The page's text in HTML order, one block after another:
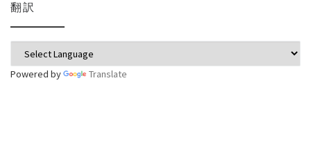
翻訳
Powered by Translate